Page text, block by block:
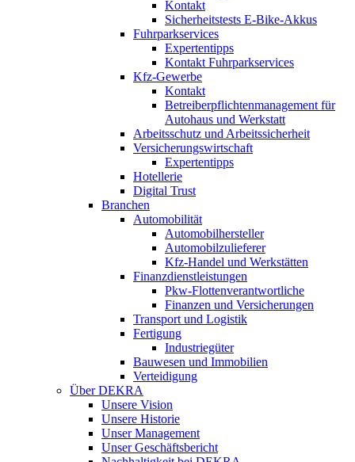
Kontakt
Sicherheitstests E-Bike-Akkus
Fuhrparkservices
Expertentipps
Kontakt Fuhrparkservices
Kfz-Gewerbe
Kontakt
Betreiberpflichtenmanagement für
Autohaus und Werkstatt
Arbeitsschutz und Arbeitssicherheit
Versicherungswirtschaft
Expertentipps
Hotellerie
Digital Trust
Branchen
Automobilität
Automobilhersteller
Automobilzulieferer
Kfz-Handel und Werkstätten
Finanzdienstleistungen
Pkw‑Flottenverantwortliche
Finanzen und Versicherungen
Transport und Logistik
Fertigung
Industriegüter
Bauwesen und Immobilien
Verteidigung
Über DEKRA
Unsere Vision
Unsere Historie
Unser Management
Unser Geschäftsbericht